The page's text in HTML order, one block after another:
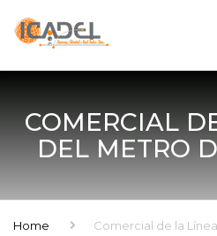
COMERCIAL
DEL METRO
Home Comercial de la